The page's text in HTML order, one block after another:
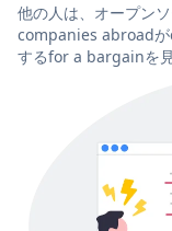
他の人は、オープン
companies abroad
するfor a bargainを見